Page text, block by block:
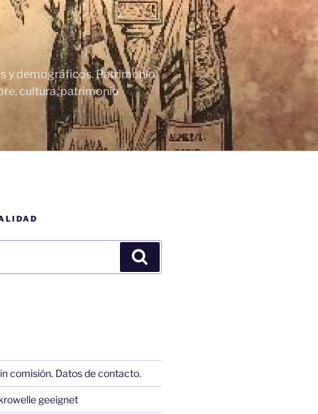
y demográficos. Patrimonio
cultura, patrimonio
comisión. Datos de contacto.
geeignet